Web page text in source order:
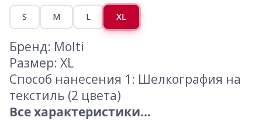
S M L XL
Бренд: Molti
Размер: XL
Способ нанесения 1: Шелкография на
текстиль (2 цвета)
Все характеристики...